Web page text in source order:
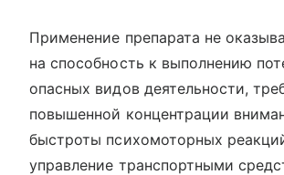
Применение препарата не
на способность к выполнению
опасных видов деятельности,
повышенной концентрации
быстроты психомоторных
управление транспортными